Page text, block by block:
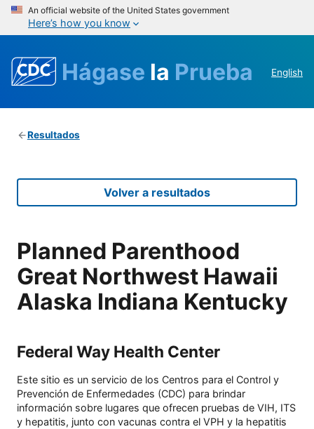
An official website of the United States government
Here’s how you know
Hágase la Prueba English
Resultados
Volver a resultados
Planned Parenthood
Great Northwest Hawaii
Alaska Indiana Kentucky
Federal Way Health Center
Este sitio es un servicio de los Centros para el Control y
Prevención de Enfermedades (CDC) para brindar
información sobre lugares que ofrecen pruebas de VIH, ITS
y hepatitis, junto con vacunas contra el VPH y la hepatitis